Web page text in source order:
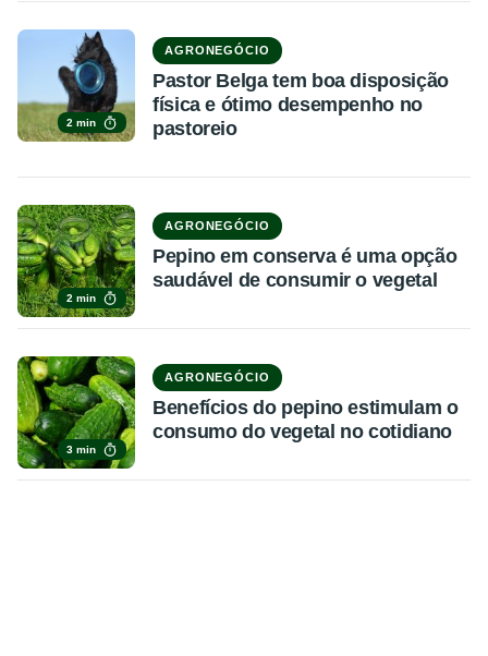
2 min
AGRONEGÓCIO
Pastor Belga tem boa disposição
física e ótimo desempenho no
pastoreio
2 min
AGRONEGÓCIO
Pepino em conserva é uma opção
saudável de consumir o vegetal
3 min
AGRONEGÓCIO
Benefícios do pepino estimulam o
consumo do vegetal no cotidiano